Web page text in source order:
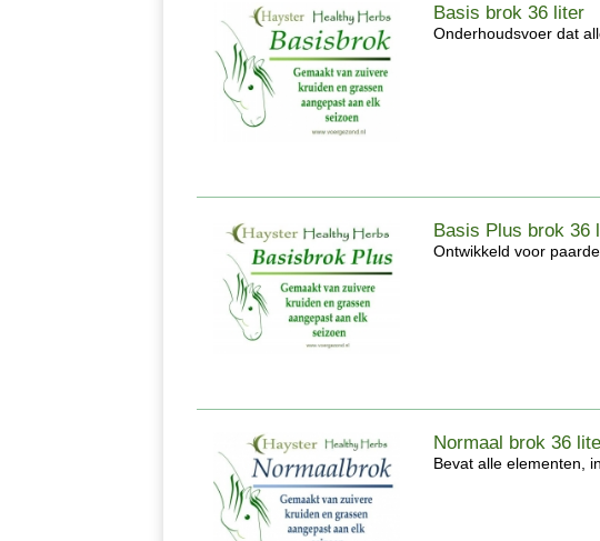
Basis brok 36 liter
Onderhoudsvoer dat
Basis Plus brok 36
Ontwikkeld voor
Normaal brok 36
Bevat alle elementen,